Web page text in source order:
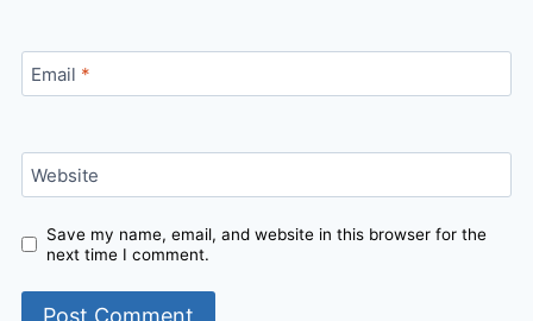
Email *
Website
Save my name, email, and website in this browser for the
next time I comment.